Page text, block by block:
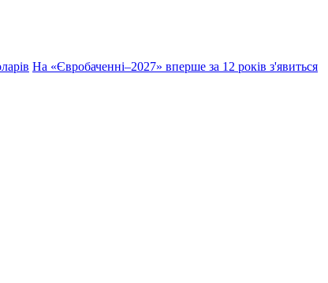
На «Євробаченні–2027» вперше за 12 років з'явиться